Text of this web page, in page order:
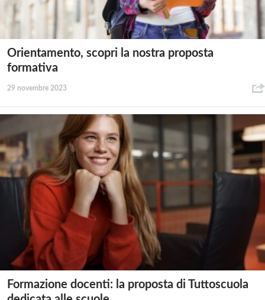
Orientamento, scopri la nostra proposta
formativa
29 novembre 2023
Formazione docenti: la proposta di Tuttoscuola